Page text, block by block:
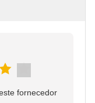
fornecedor